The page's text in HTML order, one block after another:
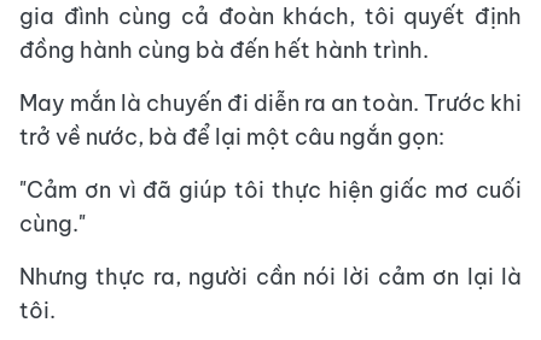
gia đình cùng cả đoàn khách, tôi quyết định
đồng hành cùng bà đến hết hành trình.
May mắn là chuyến đi diễn ra an toàn. Trước khi
trở về nước, bà để lại một câu ngắn gọn:
"Cảm ơn vì đã giúp tôi thực hiện giấc mơ cuối
cùng."
Nhưng thực ra, người cần nói lời cảm ơn lại là
tôi.